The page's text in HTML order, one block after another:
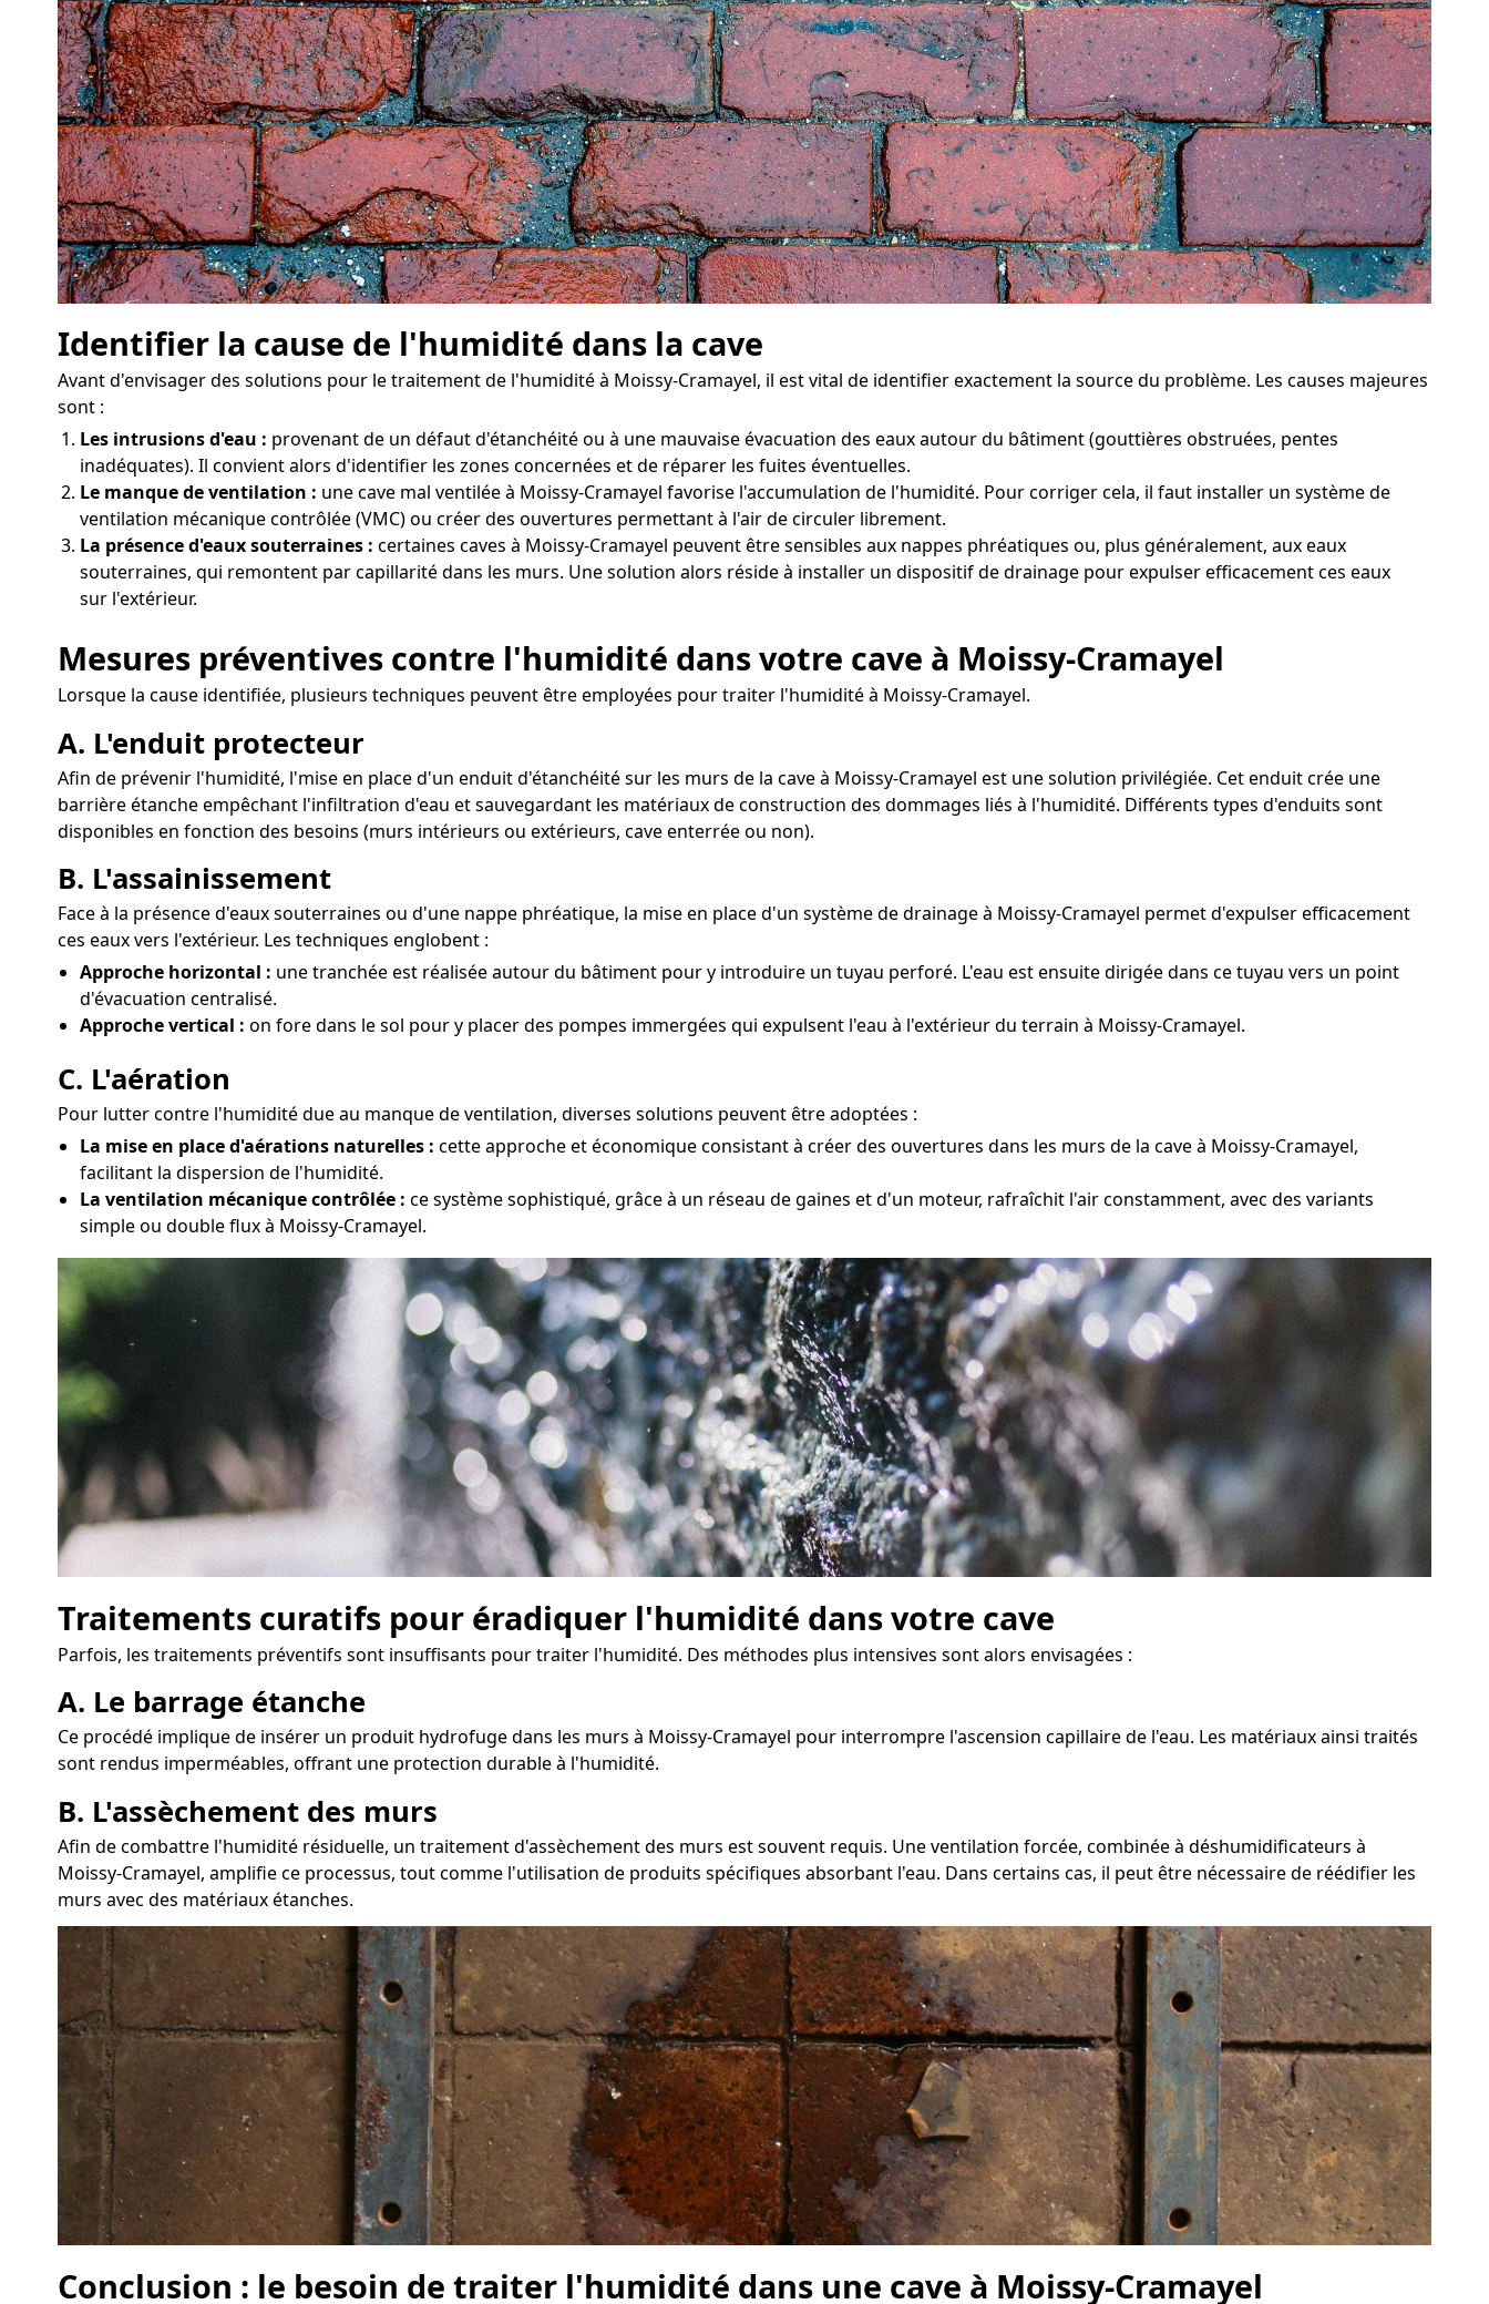
Identifier la cause de l'humidité dans la cave
Avant d'envisager des solutions pour le traitement de l'humidité à Moissy-Cramayel, il est vital de identifier exactement la source du problème. Les causes majeures
sont :
Les intrusions d'eau : provenant de un défaut d'étanchéité ou à une mauvaise évacuation des eaux autour du bâtiment (gouttières obstruées, pentes
inadéquates). Il convient alors d'identifier les zones concernées et de réparer les fuites éventuelles.
Le manque de ventilation : une cave mal ventilée à Moissy-Cramayel favorise l'accumulation de l'humidité. Pour corriger cela, il faut installer un système de
ventilation mécanique contrôlée (VMC) ou créer des ouvertures permettant à l'air de circuler librement.
La présence d'eaux souterraines : certaines caves à Moissy-Cramayel peuvent être sensibles aux nappes phréatiques ou, plus généralement, aux eaux
souterraines, qui remontent par capillarité dans les murs. Une solution alors réside à installer un dispositif de drainage pour expulser efficacement ces eaux
sur l'extérieur.
Mesures préventives contre l'humidité dans votre cave à Moissy-Cramayel
Lorsque la cause identifiée, plusieurs techniques peuvent être employées pour traiter l'humidité à Moissy-Cramayel.
A. L'enduit protecteur
Afin de prévenir l'humidité, l'mise en place d'un enduit d'étanchéité sur les murs de la cave à Moissy-Cramayel est une solution privilégiée. Cet enduit crée une
barrière étanche empêchant l'infiltration d'eau et sauvegardant les matériaux de construction des dommages liés à l'humidité. Différents types d'enduits sont
disponibles en fonction des besoins (murs intérieurs ou extérieurs, cave enterrée ou non).
B. L'assainissement
Face à la présence d'eaux souterraines ou d'une nappe phréatique, la mise en place d'un système de drainage à Moissy-Cramayel permet d'expulser efficacement
ces eaux vers l'extérieur. Les techniques englobent :
Approche horizontal : une tranchée est réalisée autour du bâtiment pour y introduire un tuyau perforé. L'eau est ensuite dirigée dans ce tuyau vers un point
d'évacuation centralisé.
Approche vertical : on fore dans le sol pour y placer des pompes immergées qui expulsent l'eau à l'extérieur du terrain à Moissy-Cramayel.
C. L'aération
Pour lutter contre l'humidité due au manque de ventilation, diverses solutions peuvent être adoptées :
La mise en place d'aérations naturelles : cette approche et économique consistant à créer des ouvertures dans les murs de la cave à Moissy-Cramayel,
facilitant la dispersion de l'humidité.
La ventilation mécanique contrôlée : ce système sophistiqué, grâce à un réseau de gaines et d'un moteur, rafraîchit l'air constamment, avec des variants
simple ou double flux à Moissy-Cramayel.
Traitements curatifs pour éradiquer l'humidité dans votre cave
Parfois, les traitements préventifs sont insuffisants pour traiter l'humidité. Des méthodes plus intensives sont alors envisagées :
A. Le barrage étanche
Ce procédé implique de insérer un produit hydrofuge dans les murs à Moissy-Cramayel pour interrompre l'ascension capillaire de l'eau. Les matériaux ainsi traités
sont rendus imperméables, offrant une protection durable à l'humidité.
B. L'assèchement des murs
Afin de combattre l'humidité résiduelle, un traitement d'assèchement des murs est souvent requis. Une ventilation forcée, combinée à déshumidificateurs à
Moissy-Cramayel, amplifie ce processus, tout comme l'utilisation de produits spécifiques absorbant l'eau. Dans certains cas, il peut être nécessaire de réédifier les
murs avec des matériaux étanches.
Conclusion : le besoin de traiter l'humidité dans une cave à Moissy-Cramayel